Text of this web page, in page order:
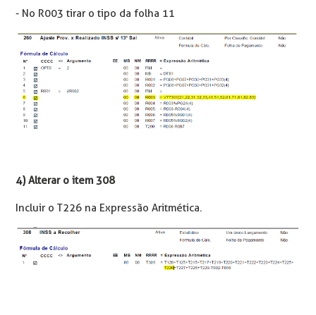
- No R003 tirar o tipo da folha 11
4) Alterar o item 308
Incluir o T226 na Expressão Aritmética.